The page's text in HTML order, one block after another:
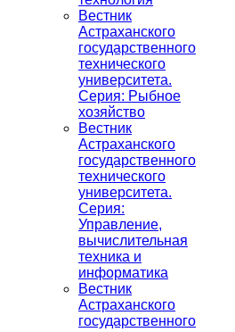
Вестник
Астраханского
государственного
технического
университета.
Серия: Рыбное
хозяйство
Вестник
Астраханского
государственного
технического
университета.
Серия:
Управление,
вычислительная
техника и
информатика
Вестник
Астраханского
государственного